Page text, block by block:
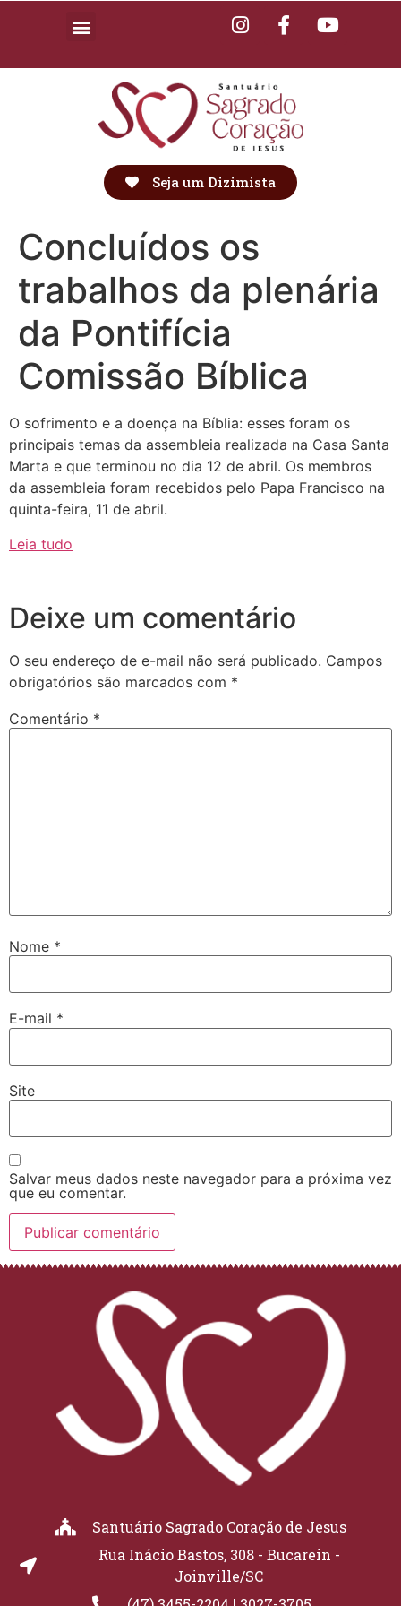
Seja um Dizimista
Concluídos os
trabalhos da plenária
da Pontifícia
Comissão Bíblica
O sofrimento e a doença na Bíblia: esses foram os
principais temas da assembleia realizada na Casa Santa
Marta e que terminou no dia 12 de abril. Os membros
da assembleia foram recebidos pelo Papa Francisco na
quinta-feira, 11 de abril.
Leia tudo
Deixe um comentário
O seu endereço de e-mail não será publicado. Campos
obrigatórios são marcados com *
Comentário *
Nome *
E-mail *
Site
Salvar meus dados neste navegador para a próxima vez
que eu comentar.
Santuário Sagrado Coração de Jesus
Rua Inácio Bastos, 308 - Bucarein -
Joinville/SC